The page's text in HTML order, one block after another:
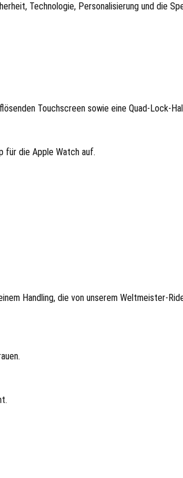
Technologie, Personalisierung und die
Touchscreen sowie eine Quad-Lock-
für die Apple Watch auf.
Handling, die von unserem